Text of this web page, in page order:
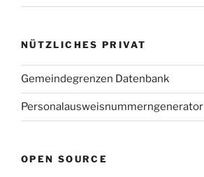
NÜTZLICHES PRIVAT
Gemeindegrenzen Datenbank
Personalausweisnummerngenerator
OPEN SOURCE